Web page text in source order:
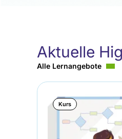
Aktuelle
Alle Lernangebote
Kurs